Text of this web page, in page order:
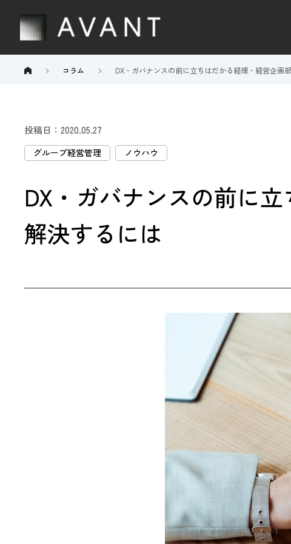
コラム DX・ガバナンスの前に立ちはだかる経理・経営企画
投稿日：2020.05.27
グループ経営管理 ノウハウ
DX・ガバナンスの前に
解決するには